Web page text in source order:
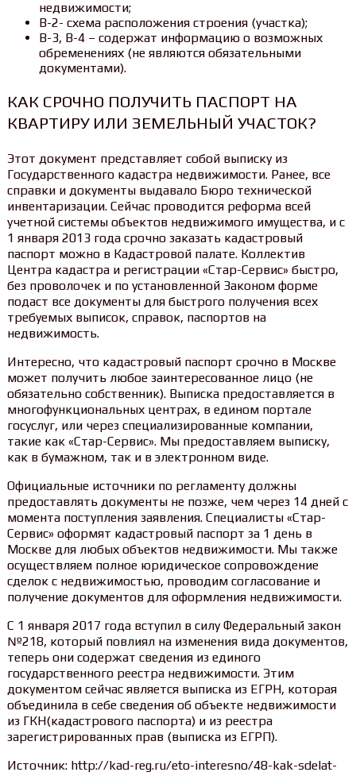
недвижимости;
В-2- схема расположения строения (участка);
В-3, В-4 – содержат информацию о возможных
обременениях (не являются обязательными
документами).
КАК СРОЧНО ПОЛУЧИТЬ ПАСПОРТ НА
КВАРТИРУ ИЛИ ЗЕМЕЛЬНЫЙ УЧАСТОК?
Этот документ представляет собой выписку из
Государственного кадастра недвижимости. Ранее, все
справки и документы выдавало Бюро технической
инвентаризации. Сейчас проводится реформа всей
учетной системы объектов недвижимого имущества, и с
1 января 2013 года срочно заказать кадастровый
паспорт можно в Кадастровой палате. Коллектив
Центра кадастра и регистрации «Стар-Сервис» быстро,
без проволочек и по установленной Законом форме
подаст все документы для быстрого получения всех
требуемых выписок, справок, паспортов на
недвижимость.
Интересно, что кадастровый паспорт срочно в Москве
может получить любое заинтересованное лицо (не
обязательно собственник). Выписка предоставляется в
многофункциональных центрах, в едином портале
госуслуг, или через специализированные компании,
такие как «Стар-Сервис». Мы предоставляем выписку,
как в бумажном, так и в электронном виде.
Официальные источники по регламенту должны
предоставлять документы не позже, чем через 14 дней с
момента поступления заявления. Специалисты «Стар-
Сервис» оформят кадастровый паспорт за 1 день в
Москве для любых объектов недвижимости. Мы также
осуществляем полное юридическое сопровождение
сделок с недвижимостью, проводим согласование и
получение документов для оформления недвижимости.
С 1 января 2017 года вступил в силу Федеральный закон
№218, который повлиял на изменения вида документов,
теперь они содержат сведения из единого
государственного реестра недвижимости. Этим
документом сейчас является выписка из ЕГРН, которая
объединила в себе сведения об объекте недвижимости
из ГКН(кадастрового паспорта) и из реестра
зарегистрированных прав (выписка из ЕГРП).
Источник: http://kad-reg.ru/eto-interesno/48-kak-sdelat-